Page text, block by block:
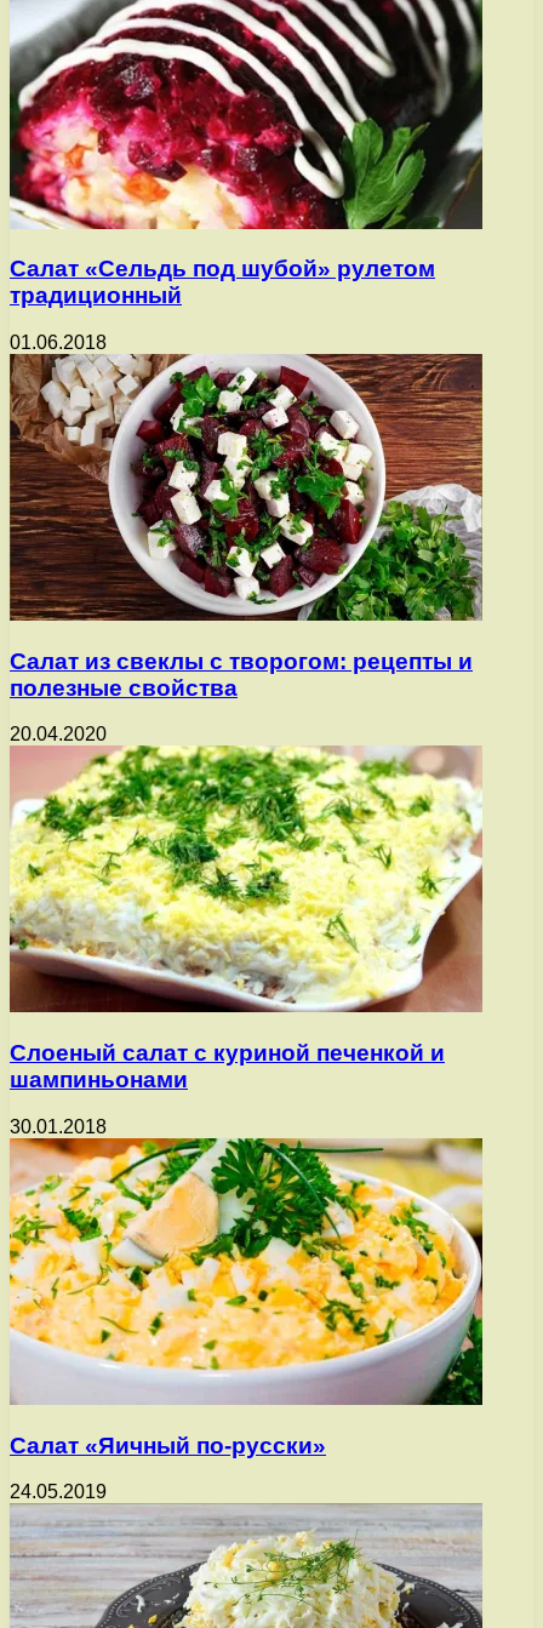
Салат «Сельдь под шубой» рулетом
традиционный
01.06.2018
Салат из свеклы с творогом: рецепты и
полезные свойства
20.04.2020
Слоеный салат с куриной печенкой и
шампиньонами
30.01.2018
Салат «Яичный по-русски»
24.05.2019